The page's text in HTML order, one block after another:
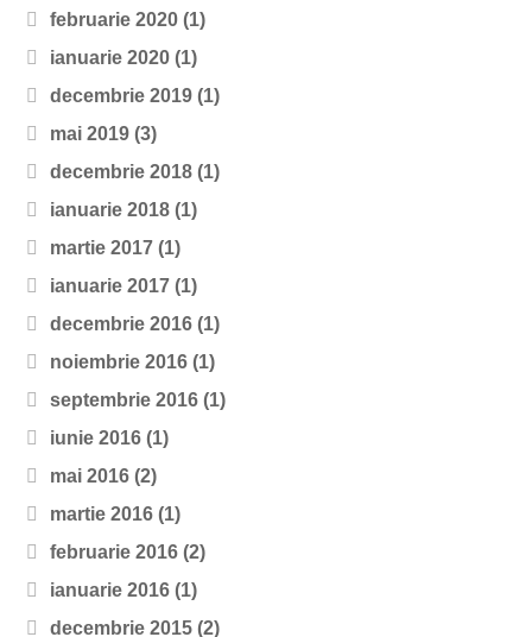
februarie 2020 (1)
ianuarie 2020 (1)
decembrie 2019 (1)
mai 2019 (3)
decembrie 2018 (1)
ianuarie 2018 (1)
martie 2017 (1)
ianuarie 2017 (1)
decembrie 2016 (1)
noiembrie 2016 (1)
septembrie 2016 (1)
iunie 2016 (1)
mai 2016 (2)
martie 2016 (1)
februarie 2016 (2)
ianuarie 2016 (1)
decembrie 2015 (2)